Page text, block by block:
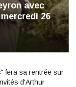
avec
26
fera sa rentrée sur
d'Arthur